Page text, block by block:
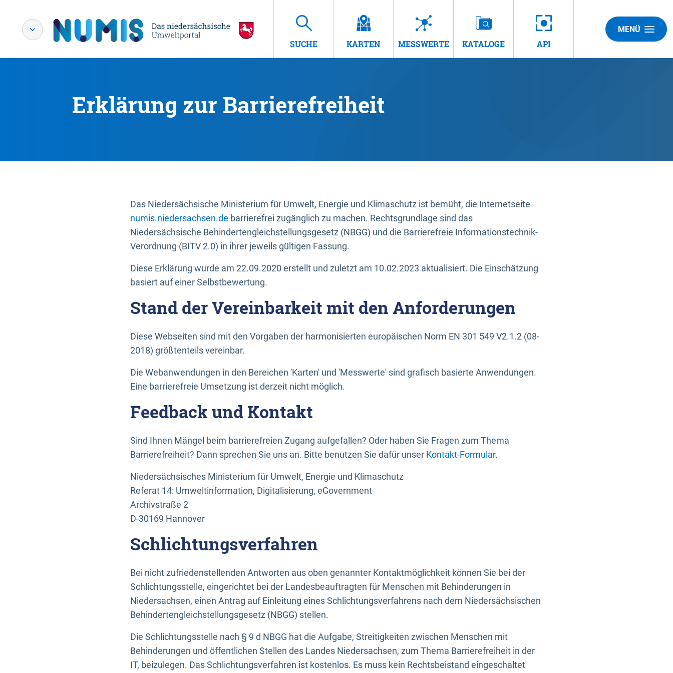
SUCHE KARTEN MESSWERTE KATALOGE API
MENÜ
Erklärung zur Barrierefreiheit
Das Niedersächsische Ministerium für Umwelt, Energie und Klimaschutz ist bemüht, die Internetseite
numis.niedersachsen.de barrierefrei zugänglich zu machen. Rechtsgrundlage sind das
Niedersächsische Behindertengleichstellungsgesetz (NBGG) und die Barrierefreie Informationstechnik-
Verordnung (BITV 2.0) in ihrer jeweils gültigen Fassung.
Diese Erklärung wurde am 22.09.2020 erstellt und zuletzt am 10.02.2023 aktualisiert. Die Einschätzung
basiert auf einer Selbstbewertung.
Stand der Vereinbarkeit mit den Anforderungen
Diese Webseiten sind mit den Vorgaben der harmonisierten europäischen Norm EN 301 549 V2.1.2 (08-
2018) größtenteils vereinbar.
Die Webanwendungen in den Bereichen 'Karten' und 'Messwerte' sind grafisch basierte Anwendungen.
Eine barrierefreie Umsetzung ist derzeit nicht möglich.
Feedback und Kontakt
Sind Ihnen Mängel beim barrierefreien Zugang aufgefallen? Oder haben Sie Fragen zum Thema
Barrierefreiheit? Dann sprechen Sie uns an. Bitte benutzen Sie dafür unser Kontakt-Formular.
Niedersächsisches Ministerium für Umwelt, Energie und Klimaschutz
Referat 14: Umweltinformation, Digitalisierung, eGovernment
Archivstraße 2
D-30169 Hannover
Schlichtungsverfahren
Bei nicht zufriedenstellenden Antworten aus oben genannter Kontaktmöglichkeit können Sie bei der
Schlichtungsstelle, eingerichtet bei der Landesbeauftragten für Menschen mit Behinderungen in
Niedersachsen, einen Antrag auf Einleitung eines Schlichtungsverfahrens nach dem Niedersächsischen
Behindertengleichstellungsgesetz (NBGG) stellen.
Die Schlichtungsstelle nach § 9 d NBGG hat die Aufgabe, Streitigkeiten zwischen Menschen mit
Behinderungen und öffentlichen Stellen des Landes Niedersachsen, zum Thema Barrierefreiheit in der
IT, beizulegen. Das Schlichtungsverfahren ist kostenlos. Es muss kein Rechtsbeistand eingeschaltet